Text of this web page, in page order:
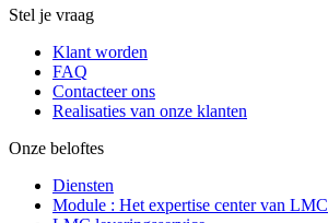
Stel je vraag
Klant worden
FAQ
Contacteer ons
Realisaties van onze klanten
Onze beloftes
Diensten
Module : Het expertise center van LMC